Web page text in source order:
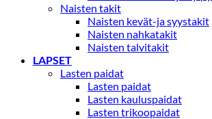
Naisten takit
Naisten kevät-ja syystakit
Naisten nahkatakit
Naisten talvitakit
LAPSET
Lasten paidat
Lasten paidat
Lasten kauluspaidat
Lasten trikoopaidat